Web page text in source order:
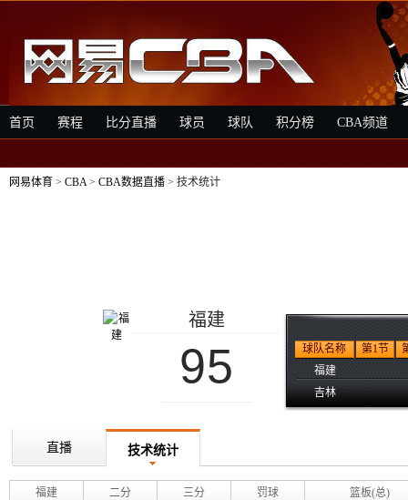
首页 赛程 比分直播 球员 球队 积分榜 CBA频道
网易体育 > CBA> CBA数据直播 > 技术统计
福建
95 球队名称 第1节
福建
吉林
直播 技术统计
福建 二分 三分 罚球
篮板(总)